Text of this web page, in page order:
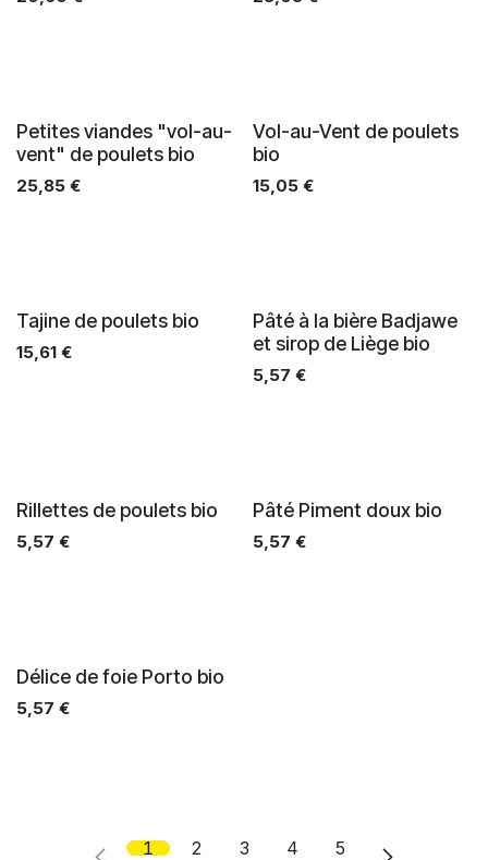
Petites viandes "vol-au-
vent" de poulets bio
25,85 €
Vol-au-Vent de poulets
bio
15,05€
Tajine de poulets bio
15,61 €
Pâté à la bière Badjawe
et sirop de Liège bio
5,57 €
Rillettes de poulets bio
5,57 €
Pâté Piment doux bio
5,57 €
Délice de foie Porto bio
5,57 €
1 2 3 4 5